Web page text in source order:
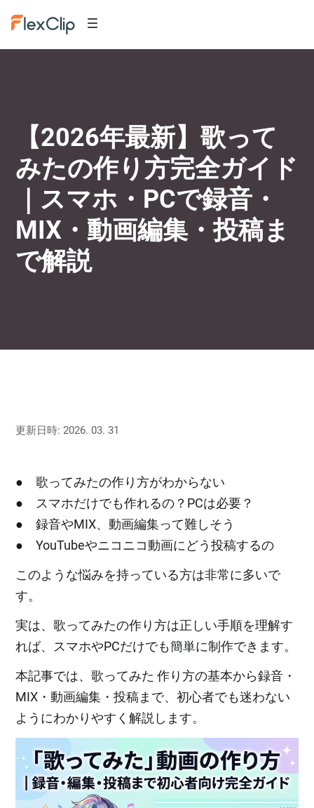
【2026年最新】歌って
みたの作り方完全ガイド
｜スマホ・PCで録音・
MIX・動画編集・投稿ま
で解説
更新日時: 2026. 03. 31
● 歌ってみたの作り方がわからない
● スマホだけでも作れるの？PCは必要？
● 録音やMIX、動画編集って難しそう
● YouTubeやニコニコ動画にどう投稿するの
このような悩みを持っている方は非常に多いで
す。
実は、歌ってみたの作り方は正しい手順を理解す
れば、スマホやPCだけでも簡単に制作できます。
本記事では、歌ってみた 作り方の基本から録音・
MIX・動画編集・投稿まで、初心者でも迷わない
ようにわかりやすく解説します。